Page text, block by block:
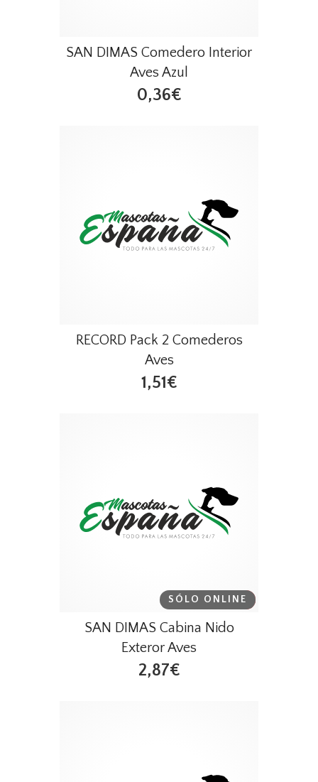
SAN DIMAS Comedero Interior
Aves Azul
0,36€
RECORD Pack 2 Comederos
Aves
1,51€
DESTACADO
SÓLO ONLINE
SAN DIMAS Cabina Nido
Exteror Aves
2,87€